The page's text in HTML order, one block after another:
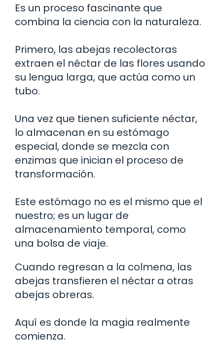
Es un proceso fascinante que
combina la ciencia con la naturaleza.
Primero, las abejas recolectoras
extraen el néctar de las flores usando
su lengua larga, que actúa como un
tubo.
Una vez que tienen suficiente néctar,
lo almacenan en su estómago
especial, donde se mezcla con
enzimas que inician el proceso de
transformación.
Este estómago no es el mismo que el
nuestro; es un lugar de
almacenamiento temporal, como
una bolsa de viaje.
Cuando regresan a la colmena, las
abejas transfieren el néctar a otras
abejas obreras.
Aquí es donde la magia realmente
comienza.